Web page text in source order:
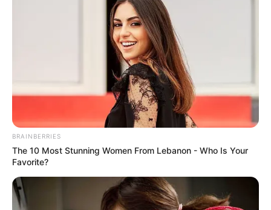
BRAINBERRIES
The 10 Most Stunning Women From Lebanon - Who Is Your
Favorite?